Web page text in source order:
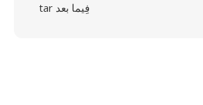
tar فِيما بعد